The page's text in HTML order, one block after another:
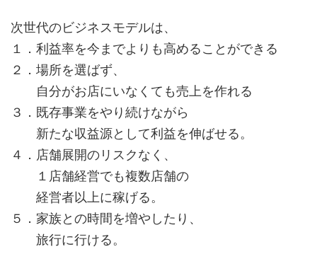
次世代のビジネスモデルは、
１．利益率を今までよりも高めることができる
２．場所を選ばず、
自分がお店にいなくても売上を作れる
３．既存事業をやり続けながら
新たな収益源として利益を伸ばせる。
４．店舗展開のリスクなく、
１店舗経営でも複数店舗の
経営者以上に稼げる。
５．家族との時間を増やしたり、
旅行に行ける。